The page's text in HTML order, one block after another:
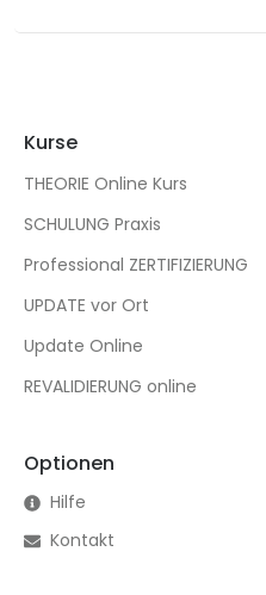
Kurse
THEORIE Online Kurs
SCHULUNG Praxis
Professional ZERTIFIZIERUNG
UPDATE vor Ort
Update Online
REVALIDIERUNG online
Optionen
Hilfe
Kontakt